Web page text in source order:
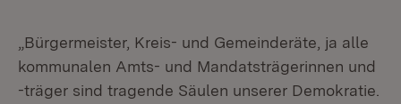
„Bürgermeister, Kreis- und Gemeinderäte, ja alle
kommunalen Amts- und Mandatsträgerinnen und
-träger sind tragende Säulen unserer Demokratie.